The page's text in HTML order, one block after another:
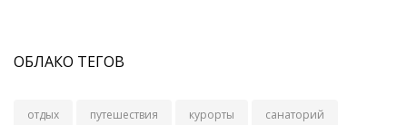
ОБЛАКО ТЕГОВ
отдых путешествия курорты санаторий